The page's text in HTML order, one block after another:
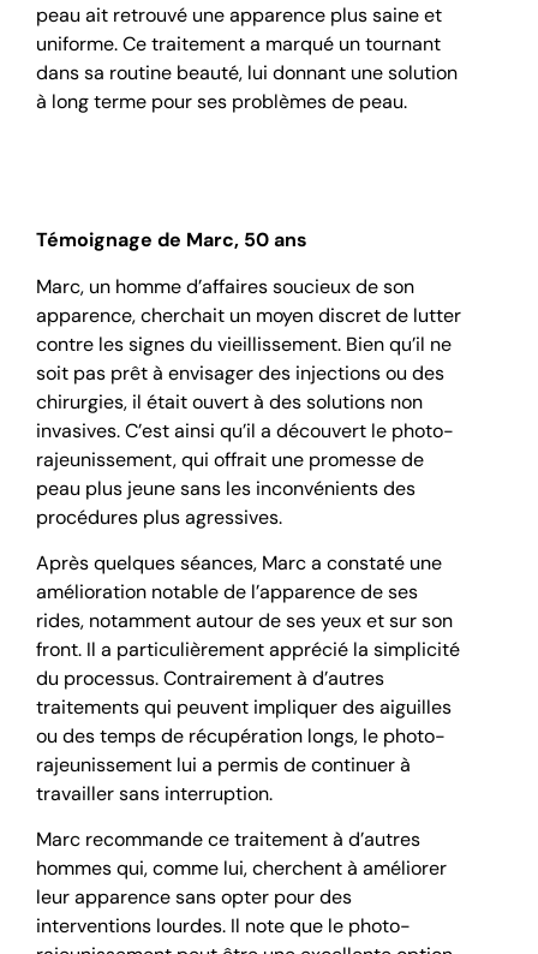
peau ait retrouvé une apparence plus saine et
uniforme. Ce traitement a marqué un tournant
dans sa routine beauté, lui donnant une solution
à long terme pour ses problèmes de peau.
Témoignage de Marc, 50 ans
Marc, un homme d’affaires soucieux de son
apparence, cherchait un moyen discret de lutter
contre les signes du vieillissement. Bien qu’il ne
soit pas prêt à envisager des injections ou des
chirurgies, il était ouvert à des solutions non
invasives. C’est ainsi qu’il a découvert le photo-
rajeunissement, qui offrait une promesse de
peau plus jeune sans les inconvénients des
procédures plus agressives.
Après quelques séances, Marc a constaté une
amélioration notable de l’apparence de ses
rides, notamment autour de ses yeux et sur son
front. Il a particulièrement apprécié la simplicité
du processus. Contrairement à d’autres
traitements qui peuvent impliquer des aiguilles
ou des temps de récupération longs, le photo-
rajeunissement lui a permis de continuer à
travailler sans interruption.
Marc recommande ce traitement à d’autres
hommes qui, comme lui, cherchent à améliorer
leur apparence sans opter pour des
interventions lourdes. Il note que le photo-